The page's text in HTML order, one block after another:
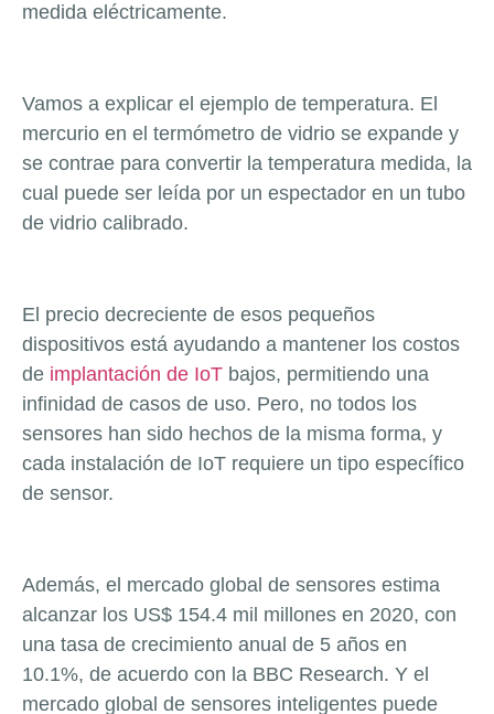
medida eléctricamente.
Vamos a explicar el ejemplo de temperatura. El
mercurio en el termómetro de vidrio se expande y
se contrae para convertir la temperatura medida, la
cual puede ser leída por un espectador en un tubo
de vidrio calibrado.
El precio decreciente de esos pequeños
dispositivos está ayudando a mantener los costos
de implantación de IoT bajos, permitiendo una
infinidad de casos de uso. Pero, no todos los
sensores han sido hechos de la misma forma, y
cada instalación de IoT requiere un tipo específico
de sensor.
Además, el mercado global de sensores estima
alcanzar los US$ 154.4 mil millones en 2020, con
una tasa de crecimiento anual de 5 años en
10.1%, de acuerdo con la BBC Research. Y el
mercado global de sensores inteligentes puede